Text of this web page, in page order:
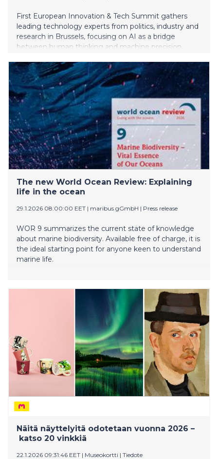
First European Innovation & Tech Summit gathers
leading technology experts from politics, industry and
research in Brussels, focusing on AI as a bridge
between human thinking and machine precision.
The new World Ocean Review: Explaining
life in the ocean
29.1.2026 08:00:00 EET | maribus gGmbH | Press release
WOR 9 summarizes the current state of knowledge
about marine biodiversity. Available free of charge, it is
the ideal starting point for anyone keen to understand
marine life.
Näitä näyttelyitä odotetaan vuonna 2026 –
katso 20 vinkkiä
22.1.2026 09:31:46 EET | Museokortti | Tiedote